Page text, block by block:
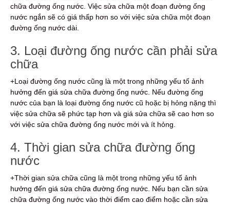
chữa đường ống nước. Việc sửa chữa một đoạn đường ống
nước ngắn sẽ có giá thấp hơn so với việc sửa chữa một đoạn
đường ống nước dài.
3. Loại đường ống nước cần phải sửa
chữa
+Loại đường ống nước cũng là một trong những yếu tố ảnh
hưởng đến giá sửa chữa đường ống nước. Nếu đường ống
nước của bạn là loại đường ống nước cũ hoặc bị hỏng nặng thì
việc sửa chữa sẽ phức tạp hơn và giá sửa chữa sẽ cao hơn so
với việc sửa chữa đường ống nước mới và ít hỏng.
4. Thời gian sửa chữa đường ống
nước
+Thời gian sửa chữa cũng là một trong những yếu tố ảnh
hưởng đến giá sửa chữa đường ống nước. Nếu bạn cần sửa
chữa đường ống nước vào thời điểm cao điểm hoặc cần sửa